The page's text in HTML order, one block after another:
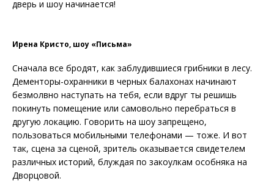
дверь и шоу начинается!
Ирена Кристо, шоу «Письма»
Сначала все бродят, как заблудившиеся грибники в лесу.
Дементоры-охранники в черных балахонах начинают
безмолвно наступать на тебя, если вдруг ты решишь
покинуть помещение или самовольно перебраться в
другую локацию. Говорить на шоу запрещено,
пользоваться мобильными телефонами — тоже. И вот
так, сцена за сценой, зритель оказывается свидетелем
различных историй, блуждая по закоулкам особняка на
Дворцовой.